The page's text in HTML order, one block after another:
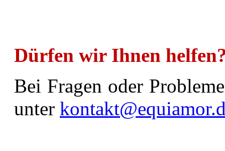
Dürfen wir Ihnen
Bei Fragen oder
unter